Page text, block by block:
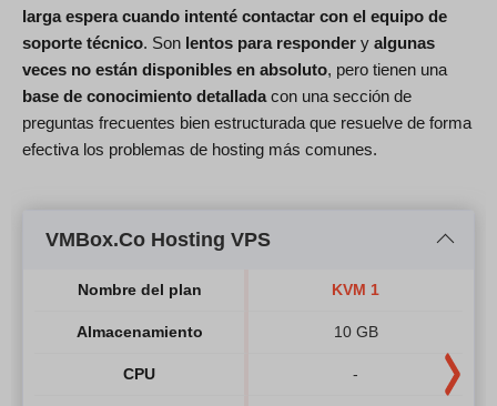
larga espera cuando intenté contactar con el equipo de
soporte técnico. Son lentos para responder y algunas
veces no están disponibles en absoluto, pero tienen una
base de conocimiento detalladacon una sección de
preguntas frecuentes bien estructurada que resuelve de forma
efectiva los problemas de hosting más comunes.
VMBox.Co Hosting VPS
Nombre del plan
Almacenamiento
CPU
KVM 1
10 GB
-